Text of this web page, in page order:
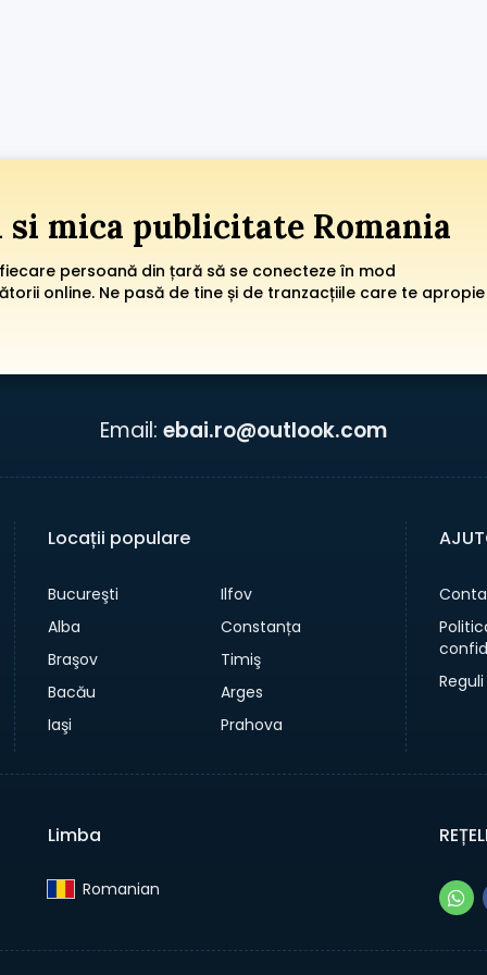
mica publicitate Romania
persoană din țară să se conecteze în mod
online. Ne pasă de tine și de tranzacțiile care te apropie
Email: ebai.ro@outlook.com
Locații populare
Bucureşti
Ilfov
Alba
Constanța
Braşov
Timiş
Bacău
Arges
Iaşi
Prahova
Limba
Romanian‎